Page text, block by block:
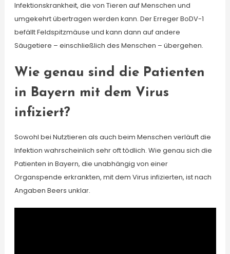
Infektionskrankheit, die von Tieren auf Menschen und
umgekehrt übertragen werden kann. Der Erreger BoDV-1
befällt Feldspitzmäuse und kann dann auf andere
Säugetiere – einschließlich des Menschen – übergehen.
Wie genau sind die Patienten
in Bayern mit dem Virus
infiziert?
Sowohl bei Nutztieren als auch beim Menschen verläuft die
Infektion wahrscheinlich sehr oft tödlich. Wie genau sich die
Patienten in Bayern, die unabhängig von einer
Organspende erkrankten, mit dem Virus infizierten, ist nach
Angaben Beers unklar.